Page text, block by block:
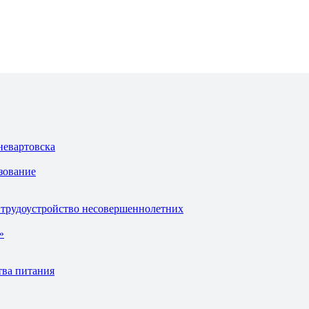
несовершеннолетних
питания